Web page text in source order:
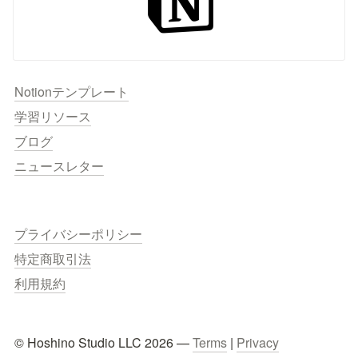
Notionテンプレート
学習リソース
ブログ
ニュースレター
プライバシーポリシー
特定商取引法
利用規約
© Hoshino Studio LLC 2026 — Terms | Privacy